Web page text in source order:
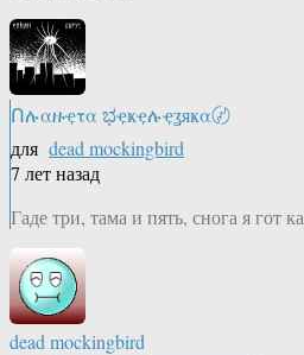
Ոሉαዙҿτα ಭҿҝҿሉҿʓяҝα〄
для dead mockingbird
7 лет назад
Гаде три, тама и пять, снога я гот
dead mockingbird